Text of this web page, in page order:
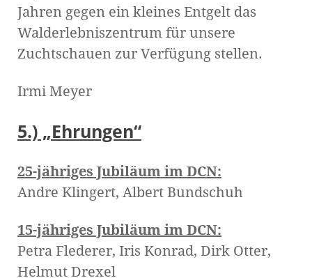
Jahren gegen ein kleines Entgelt das
Walderlebniszentrum für unsere
Zuchtschauen zur Verfügung stellen.
Irmi Meyer
5.) „Ehrungen“
25-jähriges Jubiläum im DCN:
Andre Klingert, Albert Bundschuh
15-jähriges Jubiläum im DCN:
Petra Flederer, Iris Konrad, Dirk Otter,
Helmut Drexel